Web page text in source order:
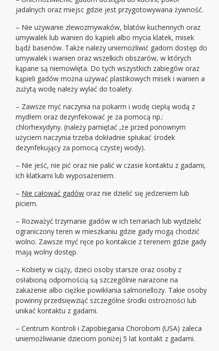
jadalnych oraz miejsc gdzie jest przygotowywana żywność.
– Nie używanie zlewozmywaków, blatów kuchennych oraz
umywalek lub wanien do kąpieli albo mycia klatek, misek
bądź basenów. Także należy uniemożliwić gadom dostęp do
umywalek i wanien oraz wszelkich obszarów, w których
kąpane są niemowlęta. Do tych wszystkich zabiegów oraz
kąpieli gadów można używać plastikowych misek i wanien a
zużytą wodę należy wylać do toalety.
– Zawsze myć naczynia na pokarm i wodę ciepłą wodą z
mydłem oraz dezynfekować je za pomocą np.:
chlorhexydyny. (należy pamiętać ,że przed ponownym
użyciem naczynia trzeba dokładnie spłukać środek
dezynfekujący za pomocą czystej wody).
– Nie jeść, nie pić oraz nie palić w czasie kontaktu z gadami,
ich klatkami lub wyposażeniem.
– Nie całować gadów oraz nie dzielić się jedzeniem lub
piciem.
– Rozważyć trzymanie gadów w ich terrariach lub wydzielić
ograniczony teren w mieszkaniu gdzie gady mogą chodzić
wolno. Zawsze myć ręce po kontakcie z terenem gdzie gady
mają wolny dostęp.
– Kobiety w ciąży, dzieci osoby starsze oraz osoby z
osłabioną odpornością są szczególnie narażone na
zakażenie albo ciężkie powikłania salmonellozy. Takie osoby
powinny przedsięwziąć szczególne środki ostrożności lub
unikać kontaktu z gadami.
– Centrum Kontroli i Zapobiegania Chorobom (USA) zaleca
uniemożliwianie dzieciom poniżej 5 lat kontakt z gadami.